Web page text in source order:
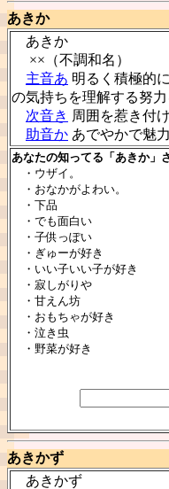
あきか
あきか
××（不調和名）
主音あ 明るく積極的
の気持ちを理解する努力
次音き 周囲を惹き付け
助音か あでやかで魅
あなたの知ってる「あきか」
・ウザイ。
・おなかがよわい。
・下品
・でも面白い
・子供っぽい
・ぎゅーが好き
・いい子いい子が好き
・寂しがりや
・甘えん坊
・おもちゃが好き
・泣き虫
・野菜が好き
あきかず
あきかず